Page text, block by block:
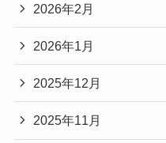
2026年2月
2026年1月
2025年12月
2025年11月